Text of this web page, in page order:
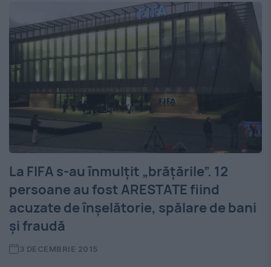
La FIFA s-au înmulțit „brățările”. 12
persoane au fost ARESTATE fiind
acuzate de înşelătorie, spălare de bani
şi fraudă
3 DECEMBRIE 2015